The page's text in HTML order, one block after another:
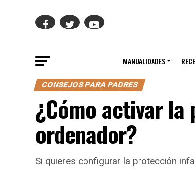
MANUALIDADES
CONSEJOS PARA PADRES
¿Cómo activar
ordenador?
Si quieres configurar la protección